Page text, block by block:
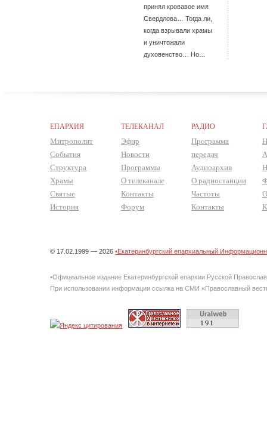
принял кровавое имя
Свердлова… Тогда ли,
когда взрывали храмы
и уничтожали
духовенство… Но…
ЕПАРХИЯ
Митрополит
События
Структура
Храмы
Святые
История
ТЕЛЕКАНАЛ
Эфир
Новости
Программы
О телеканале
Контакты
Форум
РАДИО
Программа
передач
Аудиоархив
О радиостанции
Частоты
Контакты
© 17.02.1999 — 2026•Екатеринбургский епархиальный
•Официальное издание Екатеринбургской епархии Русской
При использовании информации ссылка на СМИ «Православный